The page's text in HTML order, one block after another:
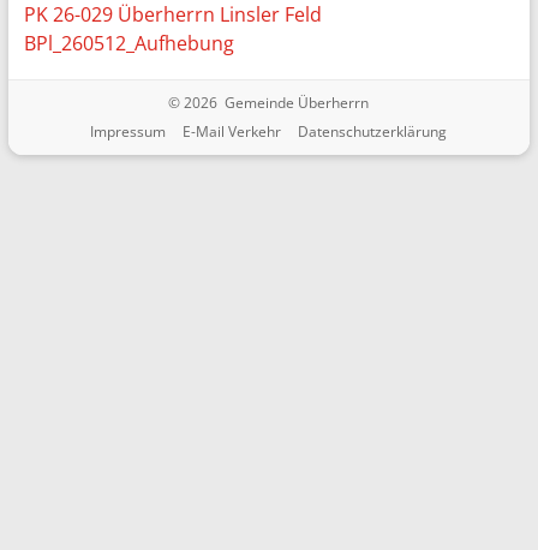
PK 26-029 Überherrn Linsler Feld
BPl_260512_Aufhebung
© 2026 Gemeinde Überherrn
Impressum
E-Mail Verkehr Datenschutzerklärung